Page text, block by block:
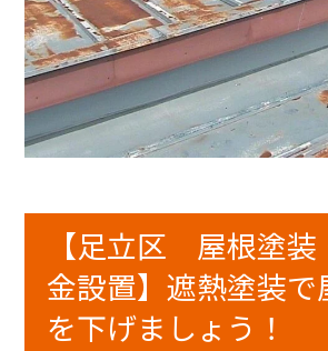
【足立区 屋根塗装
金設置】遮熱塗装で
を下げましょう！